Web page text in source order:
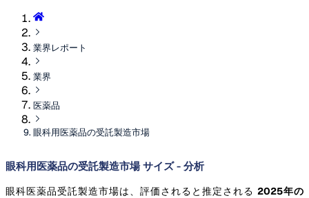
業界レポート
業界
医薬品
眼科用医薬品の受託製造市場
眼科用医薬品の受託製造市場 サイズ - 分析
眼科医薬品受託製造市場は、評価されると推定される 2025年の